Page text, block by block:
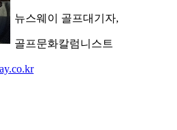
뉴스웨이 골프대기자,
골프문화칼럼니스트